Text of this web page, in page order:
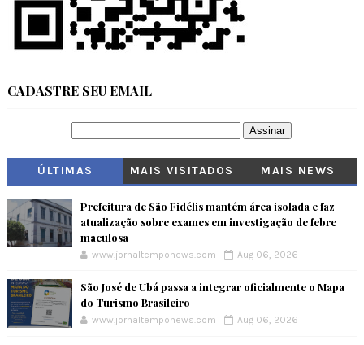
CADASTRE SEU EMAIL
ÚLTIMAS MAIS VISITADOS MAIS NEWS
Prefeitura de São Fidélis mantém área isolada e faz
atualização sobre exames em investigação de febre
maculosa
www.jornaltemponews.com Aug 06, 2026
São José de Ubá passa a integrar oficialmente o Mapa
do Turismo Brasileiro
www.jornaltemponews.com Aug 06, 2026